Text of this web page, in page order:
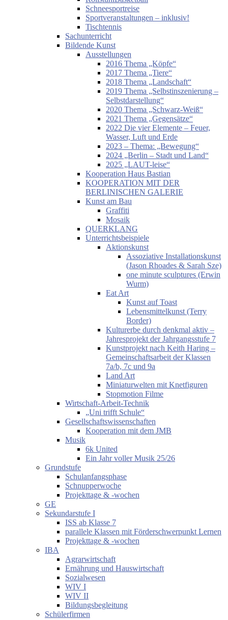
Schneesportreise
Sportveranstaltungen – inklusiv!
Tischtennis
Sachunterricht
Bildende Kunst
Ausstellungen
2016 Thema „Köpfe“
2017 Thema „Tiere“
2018 Thema „Landschaft“
2019 Thema „Selbstinszenierung –
Selbstdarstellung“
2020 Thema „Schwarz-Weiß“
2021 Thema „Gegensätze“
2022 Die vier Elemente – Feuer,
Wasser, Luft und Erde
2023 – Thema: „Bewegung“
2024 „Berlin – Stadt und Land“
2025 „LAUT-leise“
Kooperation Haus Bastian
KOOPERATION MIT DER
BERLINISCHEN GALERIE
Kunst am Bau
Graffiti
Mosaik
QUERKLANG
Unterrichtsbeispiele
Aktionskunst
Assoziative Installationskunst
(Jason Rhoades & Sarah Sze)
one minute sculptures (Erwin
Wurm)
Eat Art
Kunst auf Toast
Lebensmittelkunst (Terry
Border)
Kulturerbe durch denkmal aktiv –
Jahresprojekt der Jahrgangsstufe 7
Kunstprojekt nach Keith Haring –
Gemeinschaftsarbeit der Klassen
7a/b, 7c und 9a
Land Art
Miniaturwelten mit Knetfiguren
Stopmotion Filme
Wirtschaft-Arbeit-Technik
„Uni trifft Schule“
Gesellschaftswissenschaften
Kooperation mit dem JMB
Musik
6k United
Ein Jahr voller Musik 25/26
Grundstufe
Schulanfangsphase
Schnupperwoche
Projekttage & -wochen
GE
Sekundarstufe I
ISS ab Klasse 7
parallele Klassen mit Förderschwerpunkt Lernen
Projekttage & -wochen
IBA
Agrarwirtschaft
Ernährung und Hauswirtschaft
Sozialwesen
WIV I
WIV II
Bildungsbegleitung
Schülerfirmen